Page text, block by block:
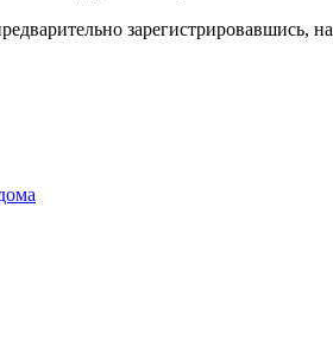
зарегистрировавшись, на